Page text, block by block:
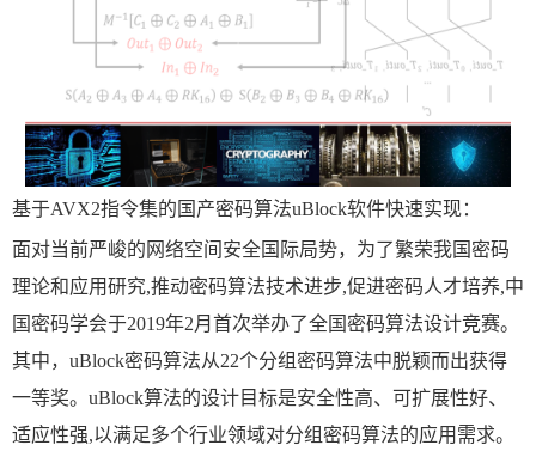
基于AVX2指令集的国产密码算法uBlock软件快速实现：
面对当前严峻的网络空间安全国际局势，为了繁荣我国密码
理论和应用研究,推动密码算法技术进步,促进密码人才培养,中
国密码学会于2019年2月首次举办了全国密码算法设计竞赛。
其中，uBlock密码算法从22个分组密码算法中脱颖而出获得
一等奖。uBlock算法的设计目标是安全性高、可扩展性好、
适应性强,以满足多个行业领域对分组密码算法的应用需求。